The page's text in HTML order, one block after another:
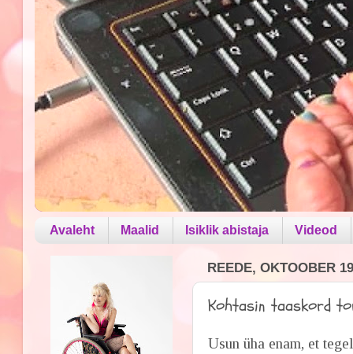
Avaleht Maalid Isiklik abistaja Videod
REEDE, OKTOOBER
Kohtasin taaskord
Usun üha enam, et